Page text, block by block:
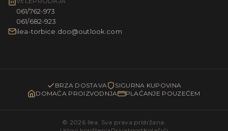
061/762-973
061/682-923
ilea-torbice.doo@outlook.com
BRZA DOSTAVA
SIGURNA KUPOVINA
DOMAĆA PROIZVODNJA
PLAĆANJE POUZEĆEM
© 2026 Ilea. Sva prava pridržana.